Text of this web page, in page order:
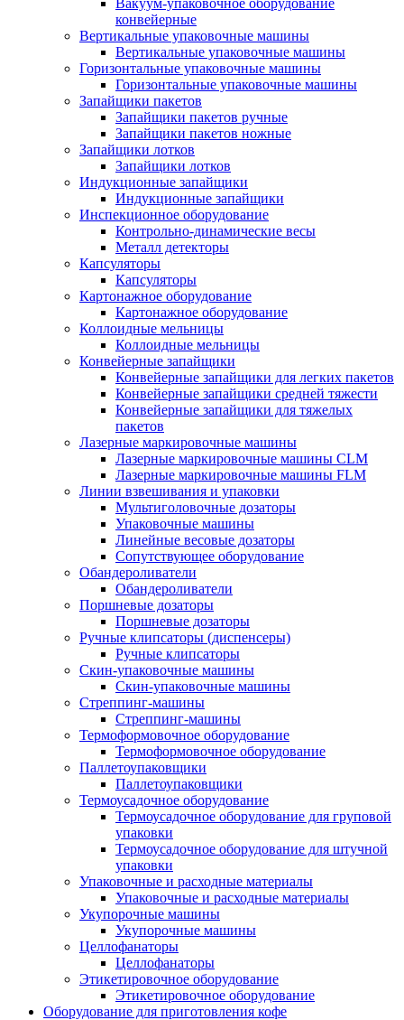
Вакуум-упаковочное оборудование
конвейерные
Вертикальные упаковочные машины
Вертикальные упаковочные машины
Горизонтальные упаковочные машины
Горизонтальные упаковочные машины
Запайщики пакетов
Запайщики пакетов ручные
Запайщики пакетов ножные
Запайщики лотков
Запайщики лотков
Индукционные запайщики
Индукционные запайщики
Инспекционное оборудование
Контрольно-динамические весы
Металл детекторы
Капсуляторы
Капсуляторы
Картонажное оборудование
Картонажное оборудование
Коллоидные мельницы
Коллоидные мельницы
Конвейерные запайщики
Конвейерные запайщики для легких пакетов
Конвейерные запайщики средней тяжести
Конвейерные запайщики для тяжелых
пакетов
Лазерные маркировочные машины
Лазерные маркировочные машины CLM
Лазерные маркировочные машины FLM
Линии взвешивания и упаковки
Мультиголовочные дозаторы
Упаковочные машины
Линейные весовые дозаторы
Сопутствующее оборудование
Обандероливатели
Обандероливатели
Поршневые дозаторы
Поршневые дозаторы
Ручные клипсаторы (диспенсеры)
Ручные клипсаторы
Скин-упаковочные машины
Скин-упаковочные машины
Стреппинг-машины
Стреппинг-машины
Термоформовочное оборудование
Термоформовочное оборудование
Паллетоупаковщики
Паллетоупаковщики
Термоусадочное оборудование
Термоусадочное оборудование для груповой
упаковки
Термоусадочное оборудование для штучной
упаковки
Упаковочные и расходные материалы
Упаковочные и расходные материалы
Укупорочные машины
Укупорочные машины
Целлофанаторы
Целлофанаторы
Этикетировочное оборудование
Этикетировочное оборудование
Оборудование для приготовления кофе